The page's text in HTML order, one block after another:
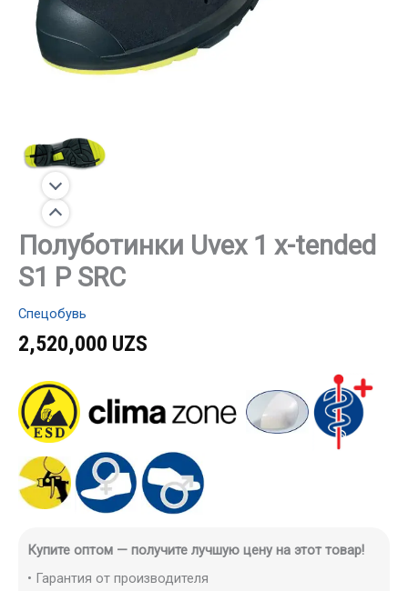
Полуботинки Uvex 1 x-tended
S1 P SRC
Спецобувь
2,520,000 UZS
Купите оптом — получите лучшую цену на этот товар!
• Гарантия от производителя